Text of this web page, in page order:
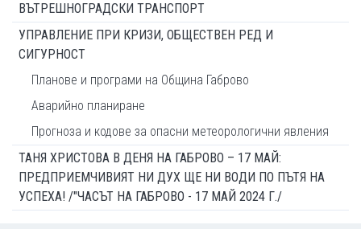
ВЪТРЕШНОГРАДСКИ ТРАНСПОРТ
УПРАВЛЕНИЕ ПРИ КРИЗИ, ОБЩЕСТВЕН РЕД И
СИГУРНОСТ
Планове и програми на Община Габрово
Аварийно планиране
Прогноза и кодове за опасни метеорологични явления
ТАНЯ ХРИСТОВА В ДЕНЯ НА ГАБРОВО – 17 МАЙ:
ПРЕДПРИЕМЧИВИЯТ НИ ДУХ ЩЕ НИ ВОДИ ПО ПЪТЯ НА
УСПЕХА! /"ЧАСЪТ НА ГАБРОВО - 17 МАЙ 2024 Г./